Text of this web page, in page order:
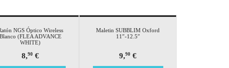
NGS Óptico Wireless
Blanco (FLEA ADVANCE
WHITE)
8,90 €
Maletin SUBBLIM Oxford
11″-12.5″
9,90 €